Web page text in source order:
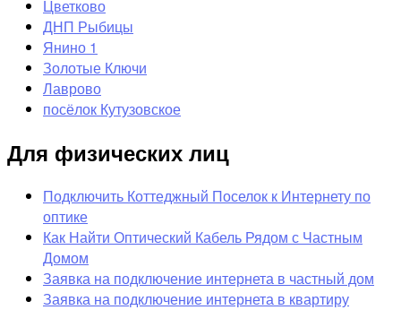
Цветково
ДНП Рыбицы
Янино 1
Золотые Ключи
Лаврово
посёлок Кутузовское
Для физических лиц
Подключить Коттеджный Поселок к Интернету по
оптике
Как Найти Оптический Кабель Рядом с Частным
Домом
Заявка на подключение интернета в частный дом
Заявка на подключение интернета в квартиру